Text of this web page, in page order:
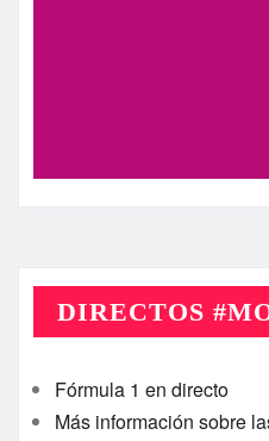
DIRECTOS
Fórmula 1 en directo
Más información sobre